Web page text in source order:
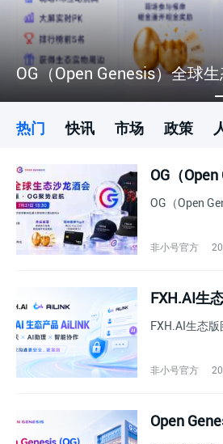
OG（Open Genesis）全球
与应用落地
热门 快讯 市场 政策
OG（Open
非小号官方
FXH.AI生
FXH.AI生态
非小号官方
Open